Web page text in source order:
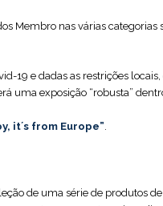
Membro nas várias categorias
19 e dadas as restrições locais,
uma exposição “robusta”
it´s from Europe”.‎
de uma série de produtos